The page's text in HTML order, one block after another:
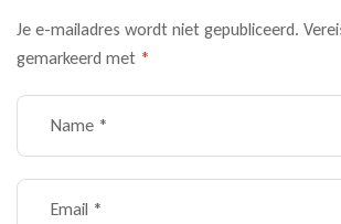
Je e-mailadres wordt niet gepubliceerd.
gemarkeerd met *